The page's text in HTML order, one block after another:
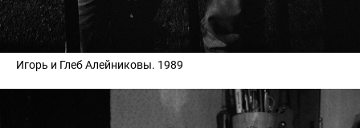
Игорь и Глеб Алейниковы. 1989